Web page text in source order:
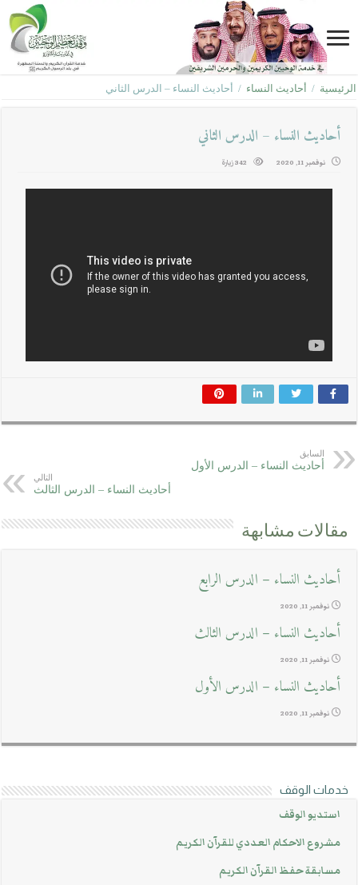
الرئيسية / أحاديث النساء / أحاديث النساء – الدرس الثاني
أحاديث النساء – الدرس الثاني
نوفمبر 11, 2020 342 زيارة
السابق
أحاديث النساء – الدرس الأول
التالي
أحاديث النساء – الدرس الثالث
مقالات مشابهة
أحاديث النساء – الدرس الرابع
نوفمبر 11, 2020
أحاديث النساء – الدرس الثالث
نوفمبر 11, 2020
أحاديث النساء – الدرس الأول
نوفمبر 11, 2020
خدمات الوقف
استديو الوقف
مشروع الاحكام العددي للقرآن الكريم
مسابقة حفظ القرآن الكريم